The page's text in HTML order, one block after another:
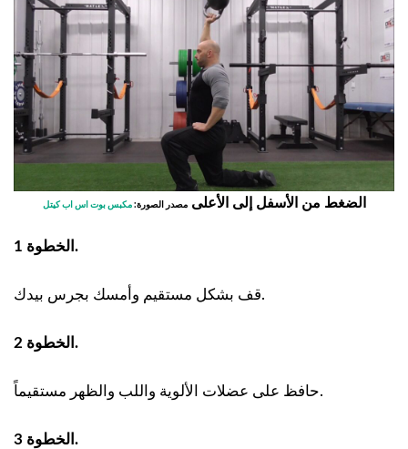
الضغط من الأسفل إلى الأعلىمصدر الصورة:مكبس بوت اس اب كيتل
الخطوة 1.
قف بشكل مستقيم وأمسك بجرس بيدك.
الخطوة 2.
حافظ على عضلات الألوية واللب والظهر مستقيماً.
الخطوة 3.